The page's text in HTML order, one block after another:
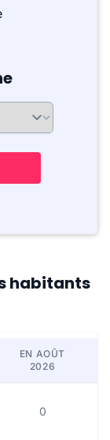
habitants
EN AOÛT
2026
0